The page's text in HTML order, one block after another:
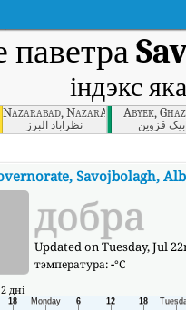
паветра
індэкс
Nazarabad, NazarAbad, Alborz
نظرآباد البرز
Abyek,
آبیک قزوین
Savojbolagh,
добра
Updated on Tuesday, Jul
тэмпература:-°C
дні